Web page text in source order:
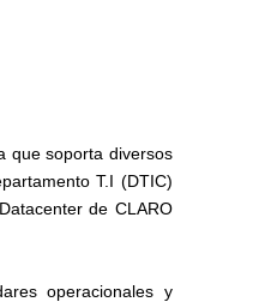
que soporta diversos
T.I (DTIC)
de CLARO
operacionales y